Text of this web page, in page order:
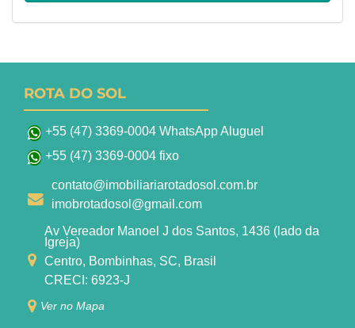
ROTA DO SOL
+55 (47) 3369-0004 WhatsApp Aluguel
+55 (47) 3369-0004 fixo
contato@imobiliariarotadosol.com.br
imobrotadosol@gmail.com
Av Vereador Manoel J dos Santos, 1436 (lado da
Igreja)
Centro, Bombinhas, SC, Brasil
CRECI: 6923-J
Ver no Mapa